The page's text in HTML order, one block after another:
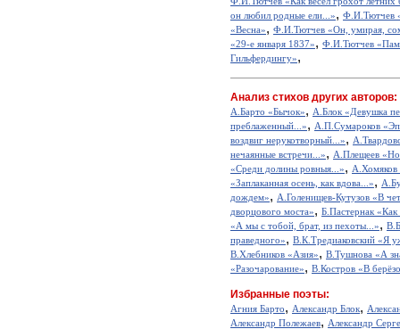
он любил родные ели...», Ф.И.Тютчев
«Весна», Ф.И.Тютчев «Он, умирая,
«29-е января 1837», Ф.И.Тютчев
Гильфердингу»,
Анализ стихов других авторов:
А.Барто «Бычок», А.Блок «Девушка
преблаженный...», А.П.Сумароков
воздвиг нерукотворный...»,
нечаянные встречи...», А.Плещеев
«Среди долины ровныя...», А.Хомяков
«Заплаканная осень, как вдова...»,
дождем», А.Голенищев-Кутузов «В
дворцового моста», Б.Пастернак
«А мы с тобой, брат, из пехоты...»,
праведного», В.К.Тредиаковский «Я
В.Хлебников «Азия», В.Тушнова «А
«Разочарование», В.Костров «В
Избранные поэты:
Агния Барто, Александр Блок,
Александр Полежаев, Александр